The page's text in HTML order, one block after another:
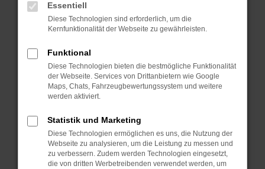
können das Laden bestimmter Seiten
verhindern. Funktioniert die Seite in einem
Fenster?
Starte dein Gerät neu.
Das kann manchmal helfen, vorübergehende
Probleme zu beheben.
Betriebssystem auf dem neuesten Stand
sind.
Veraltete Software birgt nicht nur ein
Sicherheitsrisiko, sondern kann auch dazu
Essentiell
Diese Technologien sind erforderlich, um die
Kernfunktionalität der Webseite zu gewährleisten.
Funktional
Diese Technologien bieten die bestmögliche Funktionalität
der Webseite. Services von Drittanbietern wie Google
Maps, Chats, Fahrzeugbewertungssystem und weitere
werden aktiviert.
Statistik und Marketing
Diese Technologien ermöglichen es uns, die Nutzung der
Webseite zu analysieren, um die Leistung zu messen und
zu verbessern. Zudem werden Technologien eingesetzt,
die von dritten Werbetreibenden verwendet werden, um